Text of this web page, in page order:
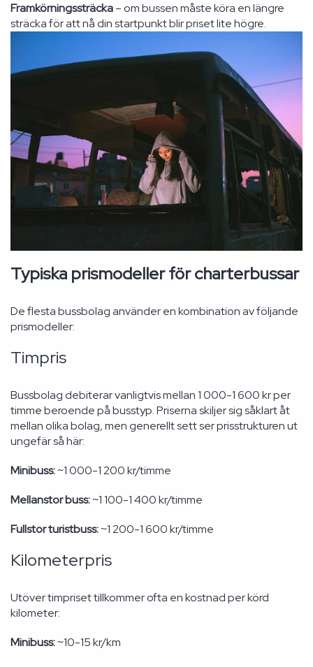
Framkörningssträcka– om bussen måste köra en längre
sträcka för att nå din startpunkt blir priset lite högre.
Typiska prismodeller för charterbussar
De flesta bussbolag använder en kombination av följande
prismodeller:
Timpris
Bussbolag debiterar vanligtvis mellan 1 000-1 600 kr per
timme beroende på busstyp. Priserna skiljer sig såklart åt
mellan olika bolag, men generellt sett ser prisstrukturen ut
ungefär så här:
Minibuss:~1 000-1 200 kr/timme
Mellanstor buss:~1 100-1 400 kr/timme
Fullstor turistbuss:~1 200-1 600 kr/timme
Kilometerpris
Utöver timpriset tillkommer ofta en kostnad per körd
kilometer:
Minibuss:~10-15 kr/km